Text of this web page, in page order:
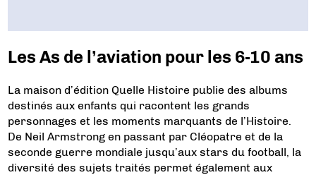
Les As de l’aviation pour les 6-10 ans
La maison d’édition Quelle Histoire publie des albums
destinés aux enfants qui racontent les grands
personnages et les moments marquants de l’Histoire.
De Neil Armstrong en passant par Cléopatre et de la
seconde guerre mondiale jusqu’aux stars du football, la
diversité des sujets traités permet également aux